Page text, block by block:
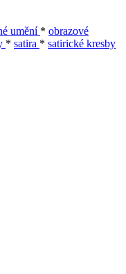
umění * obrazové
* satira * satirické kresby